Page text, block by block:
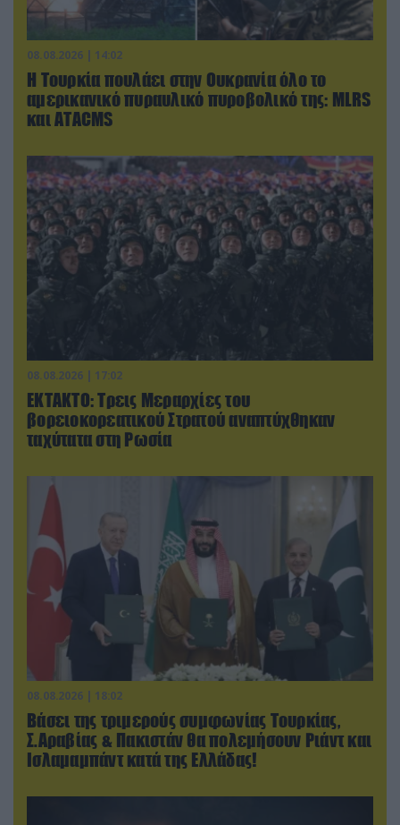
08.08.2026 | 14:02
Η Τουρκία πουλάει στην Ουκρανία όλο το
αμερικανικό πυραυλικό πυροβολικό της: MLRS
και ΑΤΑCMS
08.08.2026 | 17:02
ΕΚΤΑΚΤΟ: Τρεις Μεραρχίες του
βορειοκορεατικού Στρατού αναπτύχθηκαν
ταχύτατα στη Ρωσία
08.08.2026 | 18:02
Βάσει της τριμερούς συμφωνίας Τουρκίας,
Σ.Αραβίας & Πακιστάν θα πολεμήσουν Ριάντ και
Ισλαμαμπάντ κατά της Ελλάδας!